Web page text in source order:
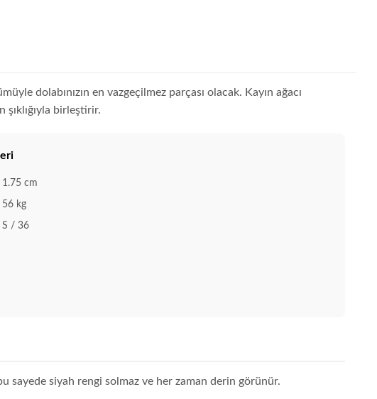
dolabınızın en vazgeçilmez parçası olacak. Kayın ağacı
birleştirir.
1.75 cm
56 kg
S / 36
sayede siyah rengi solmaz ve her zaman derin görünür.